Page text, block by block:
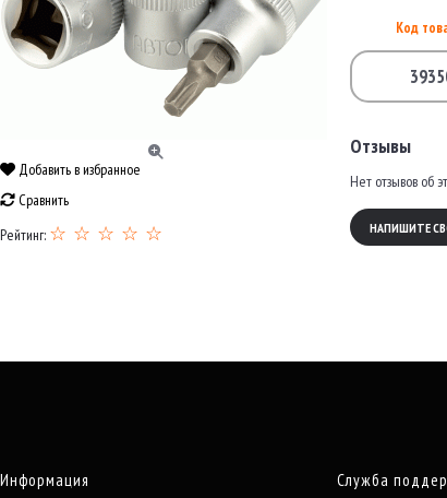
Добавить в избранное
Сравнить
Рейтинг: ☆ ☆ ☆ ☆ ☆
Код
Отзывы
Нет отзывов об
НАПИШИТЕ
Информация Служба